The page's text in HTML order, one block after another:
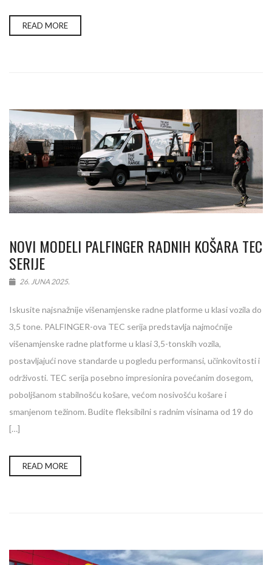
READ MORE
NOVI MODELI PALFINGER RADNIH KOŠARA TEC
SERIJE
26. JUNA 2025.
Iskusite najsnažnije višenamjenske radne platforme u klasi vozila do
3,5 tone. PALFINGER-ova TEC serija predstavlja najmoćnije
višenamjenske radne platforme u klasi 3,5-tonskih vozila,
postavljajući nove standarde u pogledu performansi, učinkovitosti i
održivosti. TEC serija posebno impresionira povećanim dosegom,
poboljšanom stabilnošću košare, većom nosivošću košare i
smanjenom težinom. Budite fleksibilni s radnim visinama od 19 do
[…]
READ MORE